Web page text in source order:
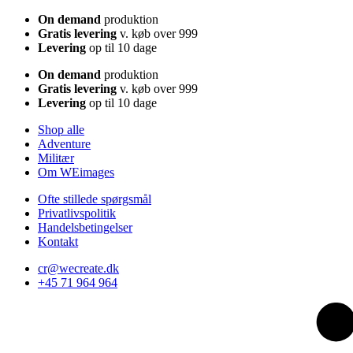
On demand produktion
Gratis levering v. køb over 999
Levering op til 10 dage
On demand produktion
Gratis levering v. køb over 999
Levering op til 10 dage
Shop alle
Adventure
Militær
Om WEimages
Ofte stillede spørgsmål
Privatlivspolitik
Handelsbetingelser
Kontakt
cr@wecreate.dk
+45 71 964 964